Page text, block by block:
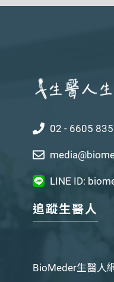
02 - 6605
LINE ID:
追蹤生醫人
BioMeder生醫人